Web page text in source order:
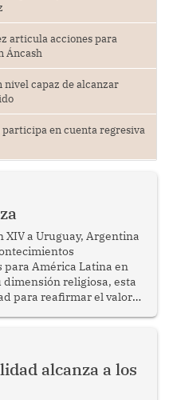
articula acciones para
Áncash
nivel capaz de alcanzar
en cuenta regresiva
XIV a Uruguay, Argentina
América Latina en
dimensión religiosa, esta
para reafirmar el valor
cohesión
alcanza a los